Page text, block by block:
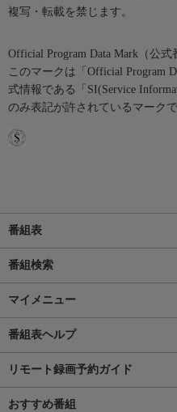
複写・転載を禁じます。
Official Program Data Mark（公式
このマークは「Official Program
式情報である「SI(Service
のみ表記が許されているマークで
番組表
番組検索
マイメニュー
番組表ヘルプ
リモート録画予約ガイド
おすすめ番組